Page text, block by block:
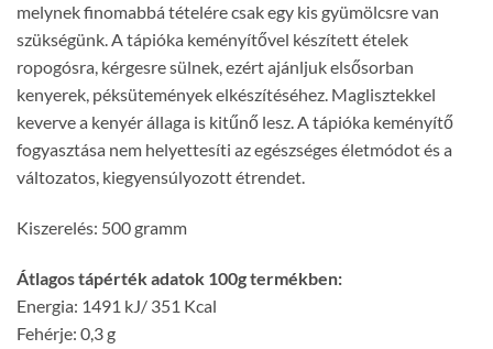
melynek finomabbá tételére csak egy kis gyümölcsre van
szükségünk. A tápióka keményítővel készített ételek
ropogósra, kérgesre sülnek, ezért ajánljuk elsősorban
kenyerek, péksütemények elkészítéséhez. Maglisztekkel
keverve a kenyér állaga is kitűnő lesz. A tápióka keményítő
fogyasztása nem helyettesíti az egészséges életmódot és a
változatos, kiegyensúlyozott étrendet.
Kiszerelés: 500 gramm
Átlagos tápérték adatok 100g termékben:
Energia: 1491 kJ/ 351 Kcal
Fehérje: 0,3 g